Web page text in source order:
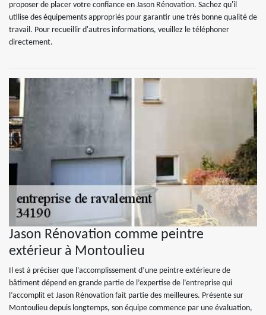
proposer de placer votre confiance en Jason Rénovation. Sachez qu'il
utilise des équipements appropriés pour garantir une très bonne qualité de
travail. Pour recueillir d'autres informations, veuillez le téléphoner
directement.
Jason Rénovation comme peintre
extérieur à Montoulieu
Il est à préciser que l’accomplissement d’une peintre extérieure de
bâtiment dépend en grande partie de l’expertise de l’entreprise qui
l’accomplit et Jason Rénovation fait partie des meilleures. Présente sur
Montoulieu depuis longtemps, son équipe commence par une évaluation,